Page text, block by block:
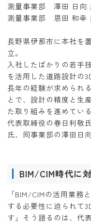
測量事業部 澤田 日向
測量事業部 恩田 和幸
長野県伊那市に本社を
立。
入社したばかりの若手
を活用した道路設計の
長年の経験が求められ
とで、設計の精度と生
た取り組みを進めている
代表取締役の春日利敬
氏、同事業部の澤田日
BIM/CIM時代に
「BIM/CIMの活用業務
する必要性に迫られて
す」そう語るのは、代